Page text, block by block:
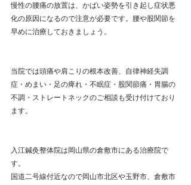
慢性の腰痛の放置は、かばい姿勢を引き起し症状悪
化の原因になるので注意が必要です。腰や股関節を
早めに治療しておきましょう。
当院では頭痛や肩こりの根本改善、自律神経失調
症・めまい・足の痺れ・不眠症・股関節痛・胃腸の
不調・ストレートネックのご相談も受け付けており
ます。
入江鍼灸整体院は岡山県の倉敷市にある治療院で
す。
国道二号線付近なので岡山市北区や玉野市、倉敷市